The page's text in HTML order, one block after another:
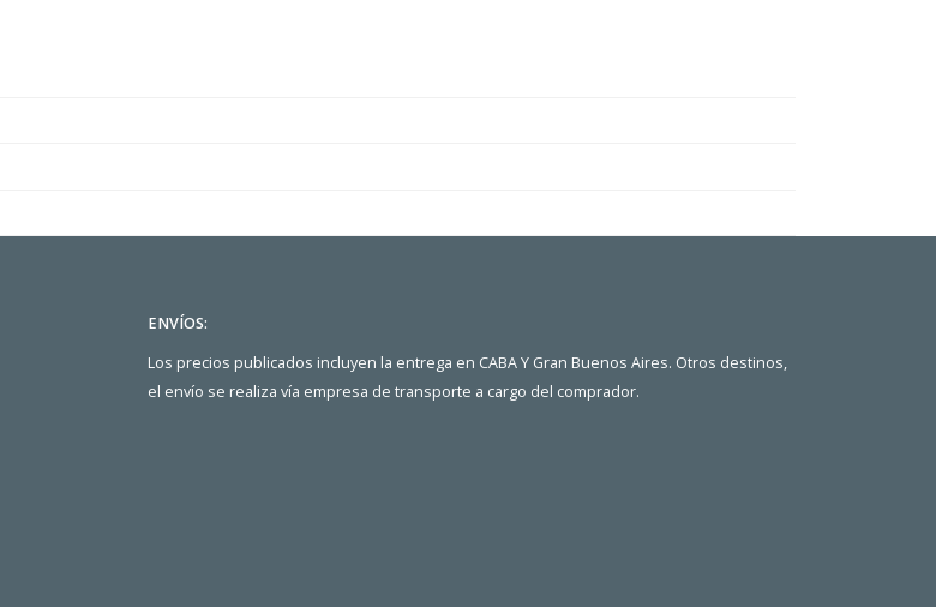
ENVÍOS:
Los precios publicados incluyen la entrega en CABA Y Gran Buenos Aires. Otros destinos,
el envío se realiza vía empresa de transporte a cargo del comprador.